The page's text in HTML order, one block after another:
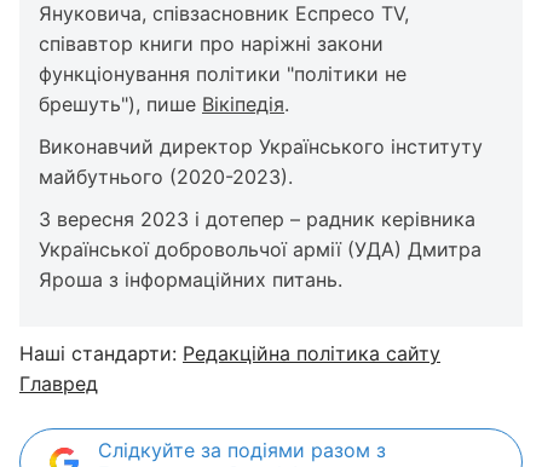
Януковича, співзасновник Еспресо TV,
співавтор книги про наріжні закони
функціонування політики "політики не
брешуть"), пише Вікіпедія.
Виконавчий директор Українського інституту
майбутнього (2020-2023).
З вересня 2023 і дотепер – радник керівника
Української добровольчої армії (УДА) Дмитра
Яроша з інформаційних питань.
Наші стандарти: Редакційна політика сайту
Главред
Слідкуйте за подіями разом з